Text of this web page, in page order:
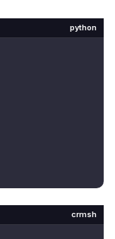
python
crmsh